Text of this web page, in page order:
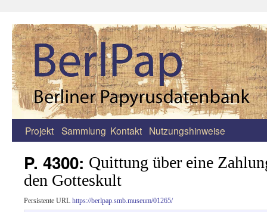
Zum
springen
Projekt Sammlung Kontakt Nutzungshinweise
P. 4300: Quittung über eine
den Gotteskult
Persistente URL https://berlpap.smb.museum/01265/